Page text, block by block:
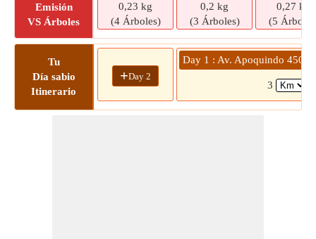
Emisión
VS Árboles
0,23 kg
(4 Árboles)
0,2 kg
(3 Árboles)
0,27 kg
(5
Tu
Día sabio
Itinerario
+Day 2
Day 1 : Av. Apoquindo 4500
3